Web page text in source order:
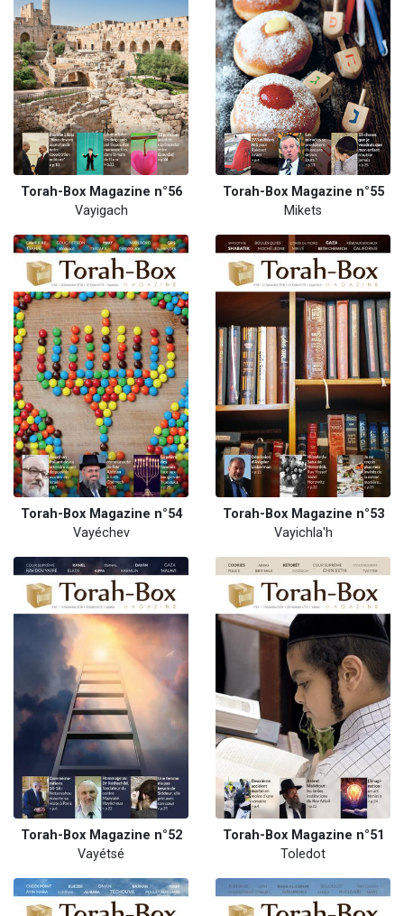
Torah-Box Magazine n°56
Vayigach
Torah-Box Magazine n°55
Mikets
Torah-Box Magazine n°54
Vayéchev
Torah-Box Magazine n°53
Vayichla'h
Torah-Box Magazine n°52
Vayétsé
Torah-Box Magazine n°51
Toledot